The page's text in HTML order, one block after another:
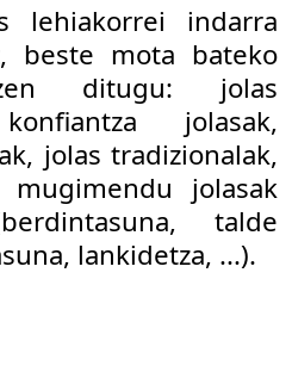
lehiakorrei indarra
beste mota bateko
ditugu: jolas
jolasak,
jolas tradizionalak,
mugimendu jolasak
talde
lankidetza, ...).